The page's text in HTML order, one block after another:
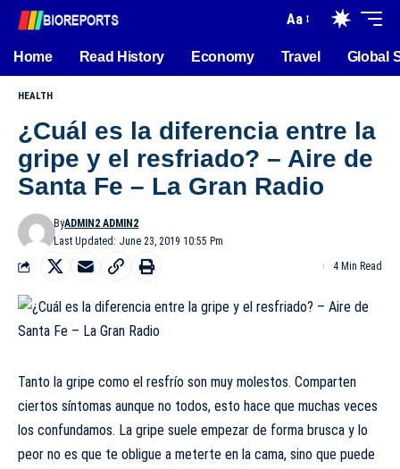
Aa
Home Read History Economy Travel Global
HEALTH
¿Cuál es la diferencia entre la
gripe y el resfriado? – Aire de
Santa Fe – La Gran Radio
Last Updated: June 23, 2019 10:55 Pm
ByADMIN2 ADMIN2
4 Min Read
Tanto la gripe como el resfrío son muy molestos. Comparten
ciertos síntomas aunque no todos, esto hace que muchas veces
los confundamos. La gripe suele empezar de forma brusca y lo
peor no es que te obligue a meterte en la cama, sino que puede